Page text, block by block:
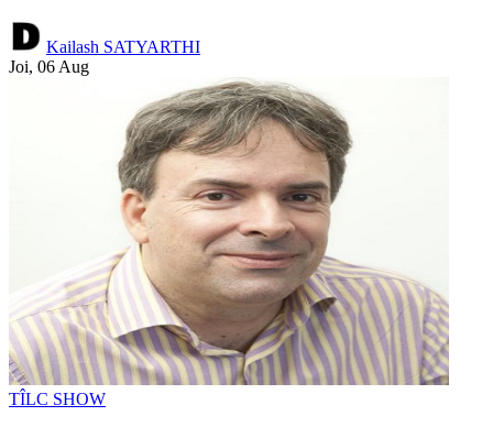
Kailash SATYARTHI
Joi, 06 Aug
TÎLC SHOW